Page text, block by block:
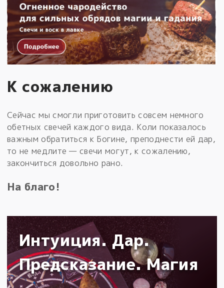
К сожалению
Сейчас мы смогли приготовить совсем немного
обетных свечей каждого вида. Коли показалось
важным обратиться к Богине, преподнести ей дар,
то не медлите — свечи могут, к сожалению,
закончиться довольно рано.
На благо!
Интуиция. Дар.
Предсказание. Магия